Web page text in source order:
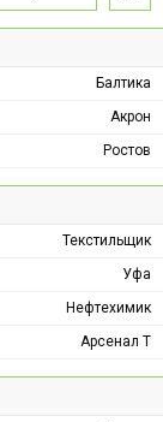
Балтика
Акрон
Ростов
Текстильщик
Уфа
Нефтехимик
Арсенал Т